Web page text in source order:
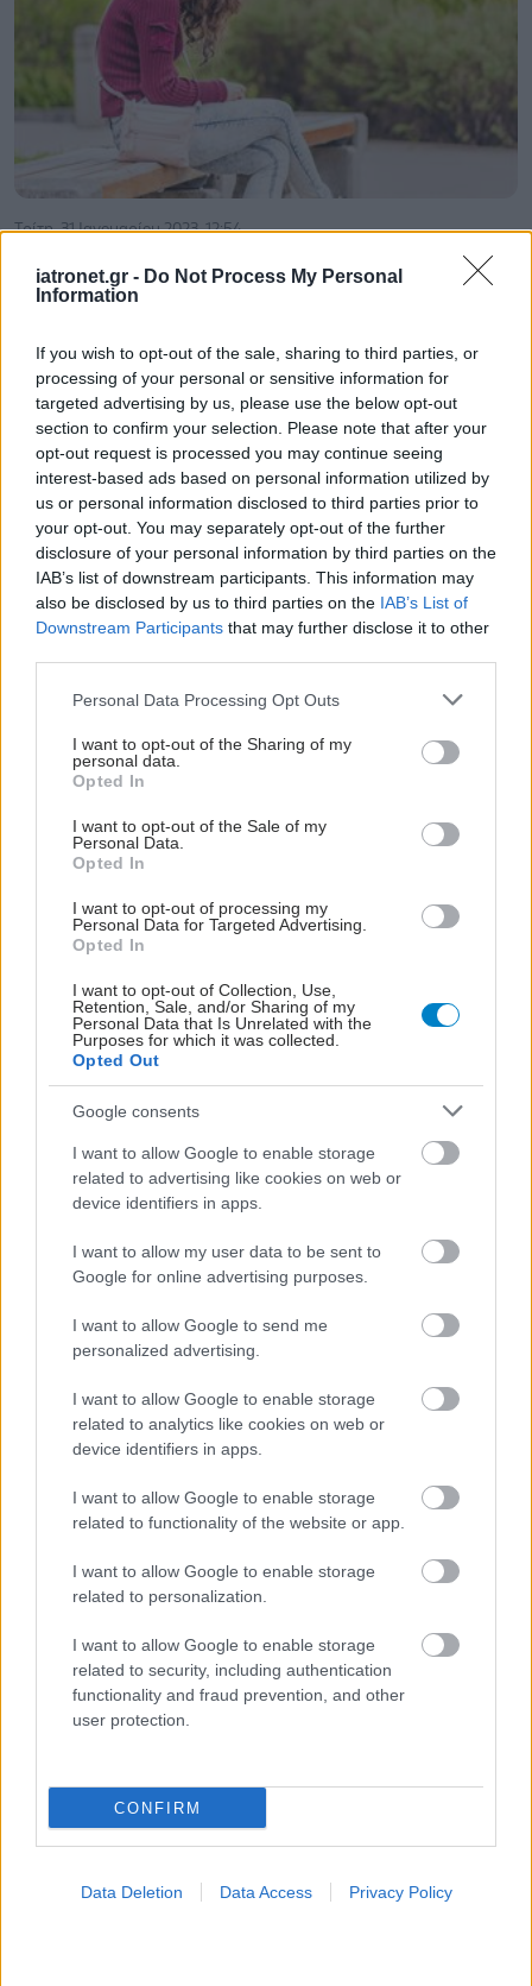
iatronet.gr - Do Not Process My Personal
Information
If you wish to opt-out of the sale, sharing to third parties, or
processing of your personal or sensitive information for
targeted advertising by us, please use the below opt-out
section to confirm your selection. Please note that after your
opt-out request is processed you may continue seeing
interest-based ads based on personal information utilized by
us or personal information disclosed to third parties prior to
your opt-out. You may separately opt-out of the further
disclosure of your personal information by third parties on the
IAB’s list of downstream participants. This information may
also be disclosed by us to third parties on the IAB’s List of
Downstream Participants that may further disclose it to other
Please note that this website/app uses one or more Google
not limited to your visit or usage behaviour. You may click to
grant or deny consent to Google and its third-party tags to
use your data for below specified purposes in below Google
consent section.
Personal Data Processing Opt Outs
I want to opt-out of the Sharing of my
personal data.
Opted In
I want to opt-out of the Sale of my
Personal Data.
Opted In
I want to opt-out of processing my
Personal Data for Targeted Advertising.
Opted In
I want to opt-out of Collection, Use,
Retention, Sale, and/or Sharing of my
Personal Data that Is Unrelated with the
Purposes for which it was collected.
Opted Out
Google consents
I want to allow Google to enable storage
related to advertising like cookies on web or
device identifiers in apps.
I want to allow my user data to be sent to
Google for online advertising purposes.
I want to allow Google to send me
personalized advertising.
I want to allow Google to enable storage
related to analytics like cookies on web or
device identifiers in apps.
I want to allow Google to enable storage
related to functionality of the website or app.
I want to allow Google to enable storage
related to personalization.
I want to allow Google to enable storage
related to security, including authentication
functionality and fraud prevention, and other
user protection.
CONFIRM
Data Deletion Data Access Privacy Policy
Τρίτη, 31 Ιανουαρίου 2023, 12:54
Πώς θα αποφύγουμε προβλήματα της
σπονδυλικής στήλης
Συνέδριο για τον Χρόνιο Πόνο και τα Ρευματικά
Νοσήματα
Στο συνέδριο θα συμμετάσχουν διακεκριμένοι ομιλητές, θα
αναλύσουν και θα προτείνουν λύσεις για την
αποτελεσματική αντιμετώπιση της φλεγμονής και του
χρόνιου πόνου.
Οι νοσταλγικές εικόνες της παιδικής ηλικίας
μπορούν να μειώσουν την αντίληψη του πόνου
Η νοσταλγία μειώνει τη δραστηριότητα περιοχών του
εγκεφάλου που συνδέονται με τον πόνο και τη βαθμολογία
πόνου από ανθρώπους.
δέκα θανάτους στην Ελλάδα - Ευρωπαϊκή